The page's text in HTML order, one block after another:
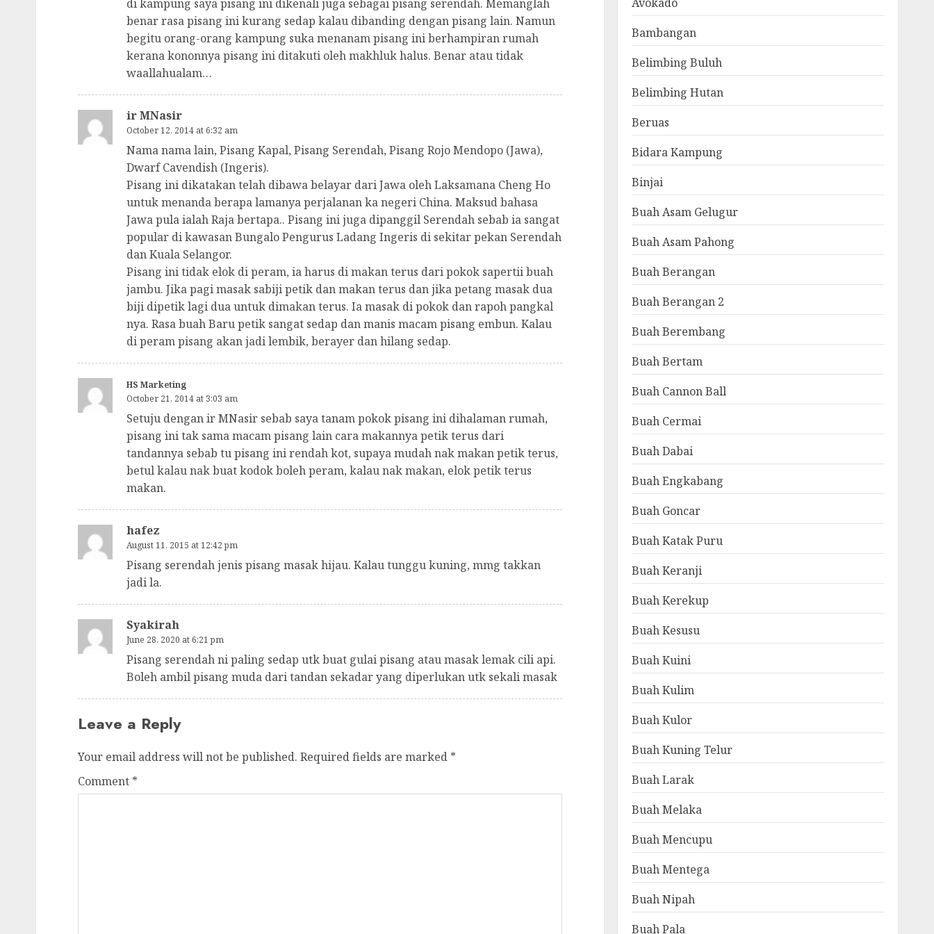
di kampung saya pisang ini dikenali juga sebagai pisang serendah. Memanglah
benar rasa pisang ini kurang sedap kalau dibanding dengan pisang lain. Namun
begitu orang-orang kampung suka menanam pisang ini berhampiran rumah
kerana kononnya pisang ini ditakuti oleh makhluk halus. Benar atau tidak
waallahualam…
ir MNasir
October 12, 2014 at 6:32 am
Nama nama lain, Pisang Kapal, Pisang Serendah, Pisang Rojo Mendopo (Jawa),
Dwarf Cavendish (Ingeris).
Pisang ini dikatakan telah dibawa belayar dari Jawa oleh Laksamana Cheng Ho
untuk menanda berapa lamanya perjalanan ka negeri China. Maksud bahasa
Jawa pula ialah Raja bertapa.. Pisang ini juga dipanggil Serendah sebab ia sangat
popular di kawasan Bungalo Pengurus Ladang Ingeris di sekitar pekan Serendah
dan Kuala Selangor.
Pisang ini tidak elok di peram, ia harus di makan terus dari pokok sapertii buah
jambu. Jika pagi masak sabiji petik dan makan terus dan jika petang masak dua
biji dipetik lagi dua untuk dimakan terus. Ia masak di pokok dan rapoh pangkal
nya. Rasa buah Baru petik sangat sedap dan manis macam pisang embun. Kalau
di peram pisang akan jadi lembik, berayer dan hilang sedap.
HS Marketing
October 21, 2014 at 3:03 am
Setuju dengan ir MNasir sebab saya tanam pokok pisang ini dihalaman rumah,
pisang ini tak sama macam pisang lain cara makannya petik terus dari
tandannya sebab tu pisang ini rendah kot, supaya mudah nak makan petik terus,
betul kalau nak buat kodok boleh peram, kalau nak makan, elok petik terus
makan.
hafez
August 11, 2015 at 12:42 pm
Pisang serendah jenis pisang masak hijau. Kalau tunggu kuning, mmg takkan
jadi la.
Syakirah
June 28, 2020 at 6:21 pm
Pisang serendah ni paling sedap utk buat gulai pisang atau masak lemak cili api.
Boleh ambil pisang muda dari tandan sekadar yang diperlukan utk sekali masak
Leave a Reply
Your email address will not be published. Required fields are marked *
Comment *
Bambangan
Belimbing Buluh
Belimbing Hutan
Beruas
Bidara Kampung
Binjai
Buah Asam Gelugur
Buah Asam Pahong
Buah Berangan
Buah Berangan 2
Buah Berembang
Buah Bertam
Buah Cannon Ball
Buah Cermai
Buah Dabai
Buah Engkabang
Buah Goncar
Buah Katak Puru
Buah Keranji
Buah Kerekup
Buah Kesusu
Buah Kuini
Buah Kulim
Buah Kulor
Buah Kuning Telur
Buah Larak
Buah Melaka
Buah Mencupu
Buah Mentega
Buah Nipah
Buah Pala